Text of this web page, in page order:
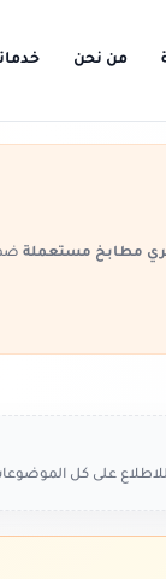
من نحن
مطابخ مستعملة
للاطلاع على كل